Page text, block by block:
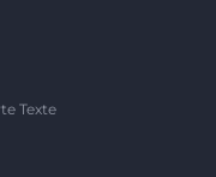
Texte